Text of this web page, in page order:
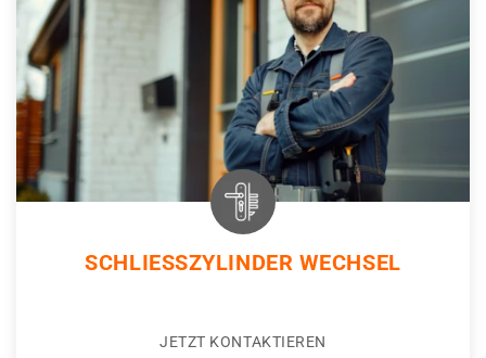
SCHLIESSZYLINDER WECHSEL
JETZT KONTAKTIEREN